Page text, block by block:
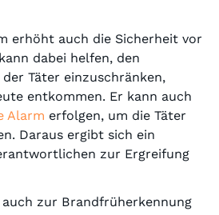
erhöht auch die Sicherheit vor
dabei helfen, den
Täter einzuschränken,
entkommen. Er kann auch
Alarm erfolgen, um die Täter
Daraus ergibt sich ein
zur Ergreifung
zur Brandfrüherkennung